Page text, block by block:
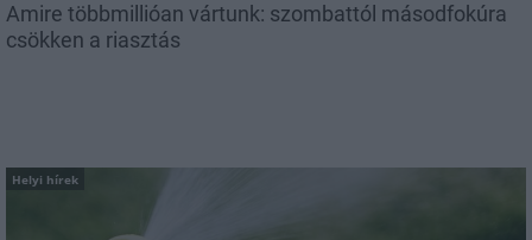
Amire többmillióan vártunk: szombattól másodfokúra
csökken a riasztás
Helyi hírek